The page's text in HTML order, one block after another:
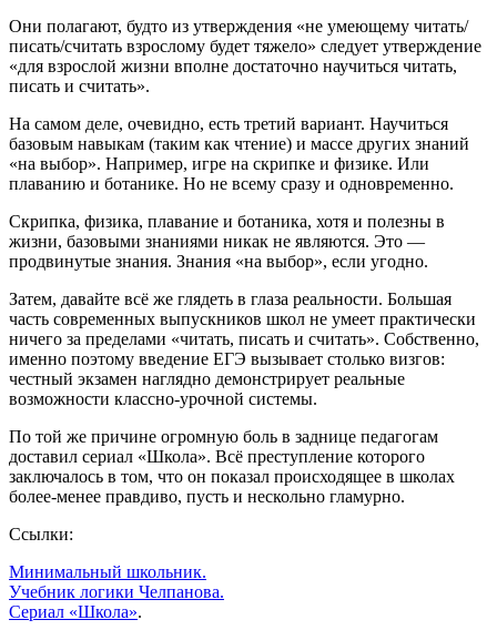
Они полагают, будто из утверждения «не умеющему читать/
писать/считать взрослому будет тяжело» следует утверждение
«для взрослой жизни вполне достаточно научиться читать,
писать и считать».
На самом деле, очевидно, есть третий вариант. Научиться
базовым навыкам (таким как чтение) и массе других знаний
«на выбор». Например, игре на скрипке и физике. Или
плаванию и ботанике. Но не всему сразу и одновременно.
Скрипка, физика, плавание и ботаника, хотя и полезны в
жизни, базовыми знаниями никак не являются. Это —
продвинутые знания. Знания «на выбор», если угодно.
Затем, давайте всё же глядеть в глаза реальности. Большая
часть современных выпускников школ не умеет практически
ничего за пределами «читать, писать и считать». Собственно,
именно поэтому введение ЕГЭ вызывает столько визгов:
честный экзамен наглядно демонстрирует реальные
возможности классно-урочной системы.
По той же причине огромную боль в заднице педагогам
доставил сериал «Школа». Всё преступление которого
заключалось в том, что он показал происходящее в школах
более-менее правдиво, пусть и нескольно гламурно.
Ссылки:
Минимальный школьник.
Учебник логики Челпанова.
Сериал «Школа».